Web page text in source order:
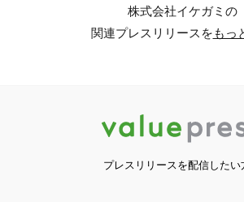
株式会社イケガミの
関連プレスリリースをもっ
プレスリリースを配信したい